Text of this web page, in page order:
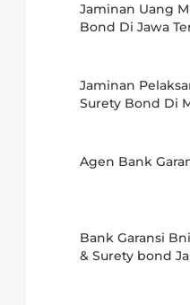
Jaminan Uang
Bond Di Jawa
Jaminan
Surety Bond Di
Agen Bank
Bank Garansi
& Surety bond